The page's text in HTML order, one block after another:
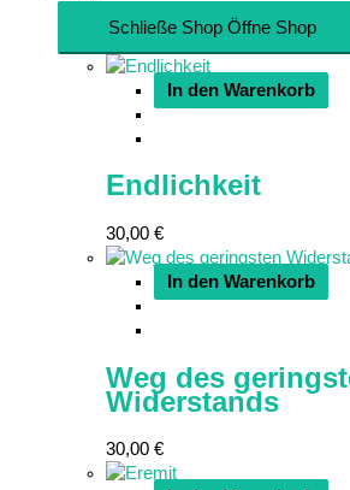
Schließe Shop Öffne Shop
In den Warenkorb
Endlichkeit
30,00 €
In den Warenkorb
Weg des
Widerstands
30,00 €